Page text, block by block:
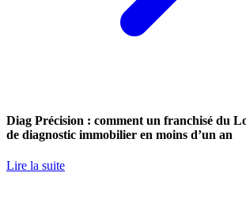
Diag Précision : comment un franchisé du
de diagnostic immobilier en moins d’un an
Lire la suite